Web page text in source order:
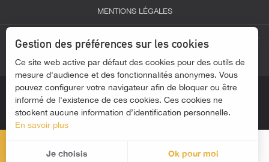
MENTIONS LÉGALES
ESPACE PARTENAIRES ESPACE GROUPES ESPACE PRESSE -
ACTUALITÉS - ACCESSIBILITÉ - SITE NON CONFORME
Gestion des préférences sur les cookies
Ce site web active par défaut des cookies pour des outils de
mesure d'audience et des fonctionnalités anonymes. Vous
pouvez configurer votre navigateur afin de bloquer ou être
informé de l'existence de ces cookies. Ces cookies ne
stockent aucune information d’identification personnelle.
En savoir plus
Je choisis Ok pour moi